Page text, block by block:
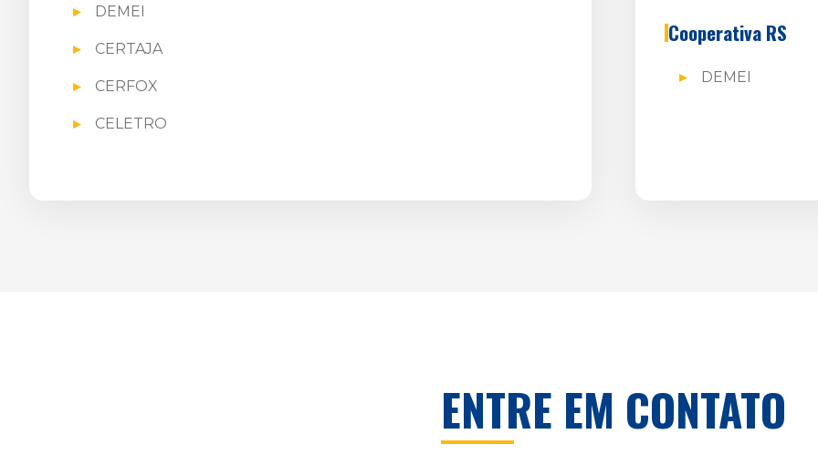
DEMEI
CERTAJA
CERFOX
CELETRO
Cooperativa RS
DEMEI
ENTRE EM CONTATO